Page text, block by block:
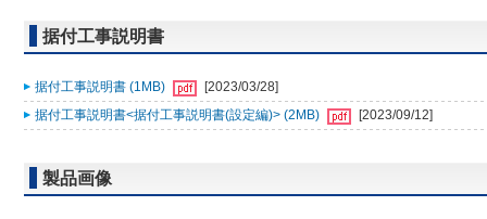
据付工事説明書
据付工事説明書 (1MB)
[2023/03/28]
据付工事説明書<据付工事説明書(設定編)> (2MB)
[2023/09/12]
製品画像